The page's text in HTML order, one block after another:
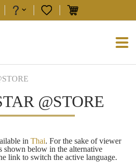
@STORE
in Thai. For the sake of viewer
shown below in the alternative
link to switch the active language.